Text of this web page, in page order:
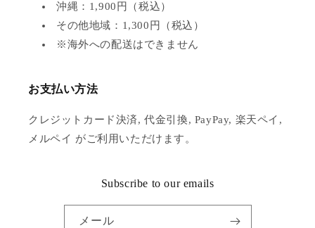
沖縄：1,900円（税込）
その他地域：1,300円（税込）
※海外への配送はできません
お支払い方法
クレジットカード決済, 代金引換, PayPay, 楽天ペイ,
メルペイ がご利用いただけます。
Subscribe to our emails
メール